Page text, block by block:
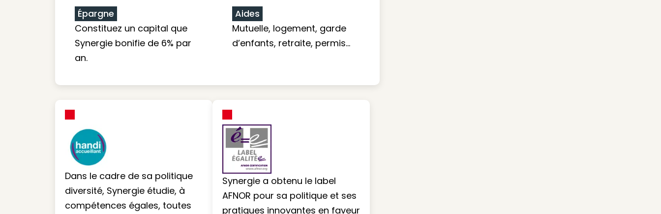
Épargne
Constituez un capital que
Synergie bonifie de 6% par
an.
Aides
Mutuelle, logement, garde
d’enfants, retraite, permis…
Dans le cadre de sa politique
diversité, Synergie étudie, à
compétences égales, toutes
Synergie a obtenu le label
AFNOR pour sa politique et ses
pratiques innovantes en faveur